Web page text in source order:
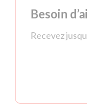
Besoin
Recevez